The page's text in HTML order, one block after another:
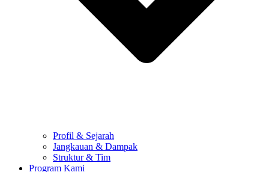
Profil & Sejarah
Jangkauan & Dampak
Struktur & Tim
Program Kami